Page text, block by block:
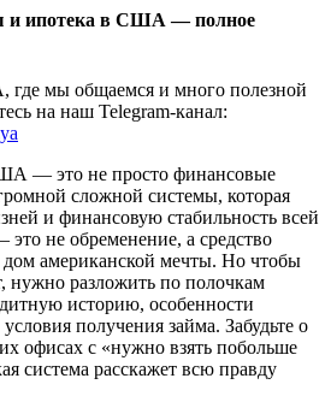
и ипотека в США — полное
мы общаемся и много полезной
на наш Telegram-канал:
— это не просто финансовые
сложной системы, которая
и финансовую стабильность всей
не обременение, а средство
дом американской мечты. Но чтобы
нужно разложить по полочкам
историю, особенности
получения займа. Забудьте о
офисах с «нужно взять побольше
система расскажет всю правду